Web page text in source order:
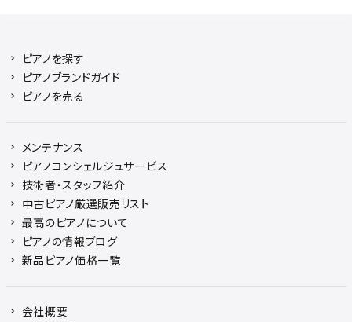
ピアノを探す
ピアノブランドガイド
ピアノを売る
メンテナンス
ピアノコンシェルジュサービス
技術者・スタッフ紹介
中古ピアノ厳選販売リスト
最高のピアノについて
ピアノの情報ブログ
新品ピアノ価格一覧
会社概要